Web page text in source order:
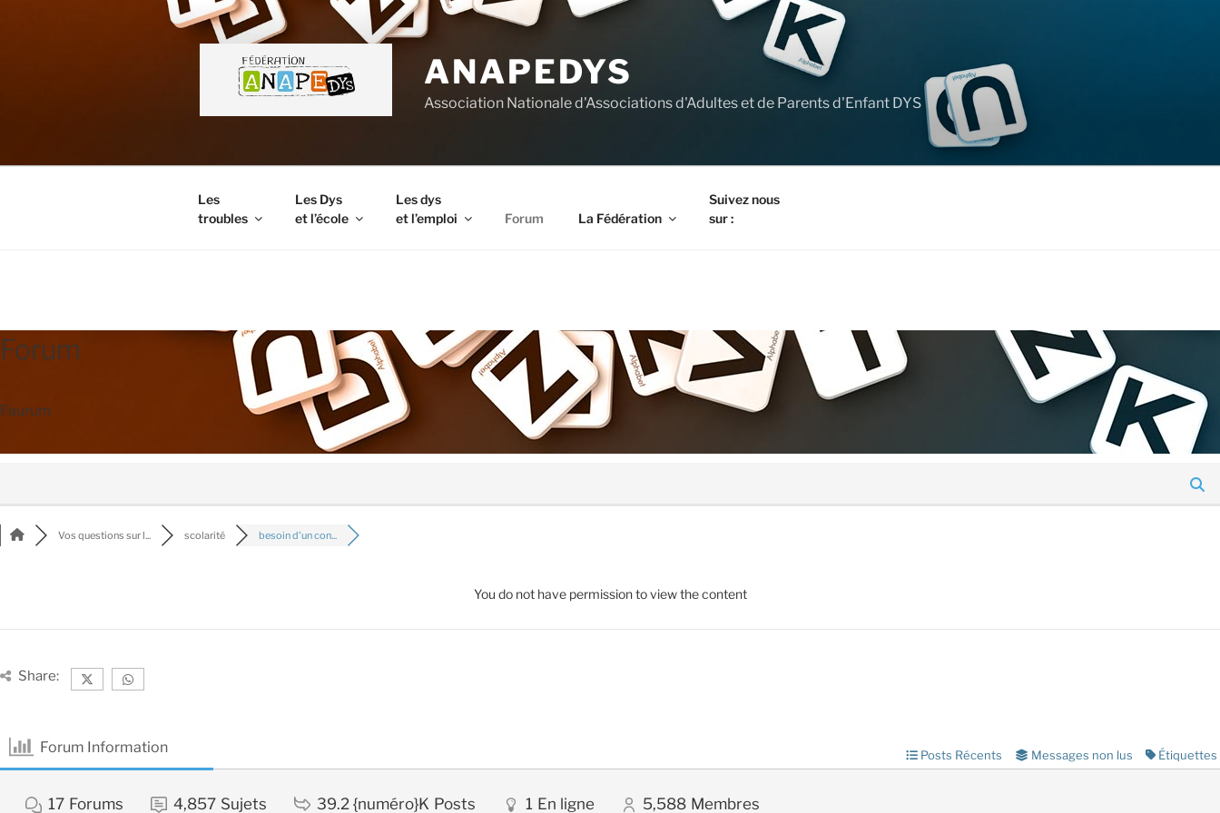
ANAPEDYS
Association Nationale d'Associations d'Adultes et de Parents d'Enfant DYS
Les
troubles
Les Dys
et l’école
Les dys
et l’emploi
Forum La Fédération
Suivez nous
sur :
FORUM
Forum
Faurum
Vos questions sur l... scolarité besoin d'un con...
You do not have permission to view the content
Share:
Forum Information Posts Récents Messages non lus Étiquettes
17 Forums 4,857 Sujets 39.2 {numéro}K Posts 1 En ligne 5,588 Membres